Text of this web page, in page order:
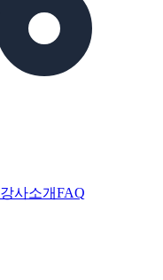
강사소개FAQ